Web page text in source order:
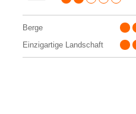
Berge
Einzigartige Landschaft